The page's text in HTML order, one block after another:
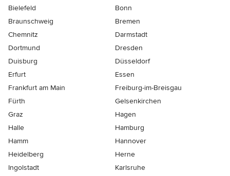
Bielefeld
Bonn
Braunschweig
Bremen
Chemnitz
Darmstadt
Dortmund
Dresden
Duisburg
Düsseldorf
Erfurt
Essen
Frankfurt am Main
Freiburg-im-Breisgau
Fürth
Gelsenkirchen
Graz
Hagen
Halle
Hamburg
Hamm
Hannover
Heidelberg
Herne
Ingolstadt
Karlsruhe